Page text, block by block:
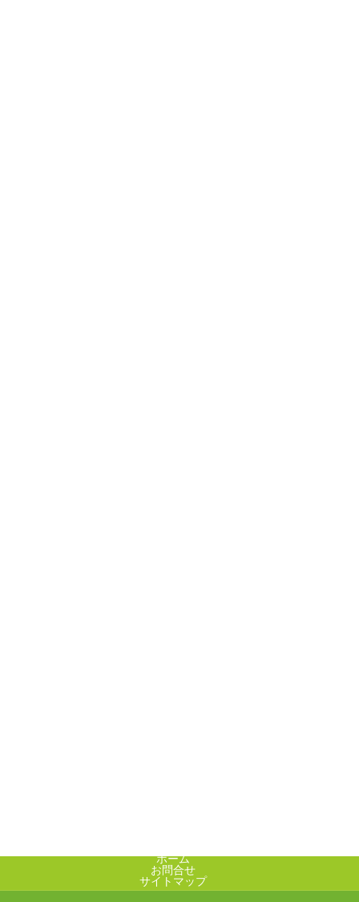
ホーム
お問合せ
サイトマップ